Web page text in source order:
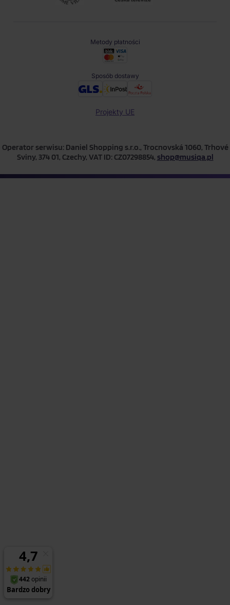
Metody płatności
Sposób dostawy
Projekty UE
Operator serwisu: Daniel Shopping s.r.o., Trocnovská 1060, Trhové
Sviny, 374 01, Czechy, VAT ID: CZ07298854, shop@musiqa.pl